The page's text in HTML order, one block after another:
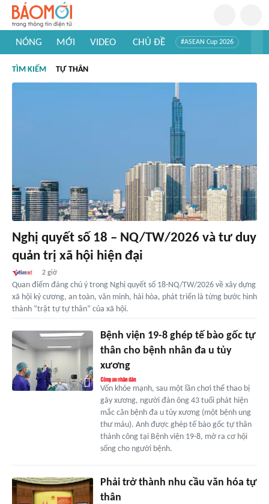
NÓNG MỚI VIDEO CHỦ ĐỀ #ASEAN Cup 2026
#Khám phá thế giới
TÌM KIẾM TỰ THÂN
Nghị quyết số 18 – NQ/TW/2026 và tư duy
quản trị xã hội hiện đại
2 giờ
Quan điểm đáng chú ý trong Nghị quyết số 18-NQ/TW/2026 về xây dựng
xã hội kỷ cương, an toàn, văn minh, hài hòa, phát triển là từng bước hình
thành “trật tự tự thân” của xã hội.
Bệnh viện 19-8 ghép tế bào gốc tự
thân cho bệnh nhân đa u tủy
xương
Vốn khỏe mạnh, sau một lần chơi thể thao bị
gãy xương, người đàn ông 43 tuổi phát hiện
mắc căn bệnh đa u tủy xương (một bệnh ung
thư máu). Anh được ghép tế bào gốc tự thân
thành công tại Bệnh viện 19-8, mở ra cơ hội
sống cho người bệnh.
Phải trở thành nhu cầu văn hóa tự
thân